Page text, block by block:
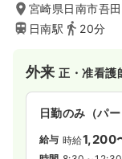
宮崎県日南市吾
日南駅
20分
外来正・准看護
日勤のみ（パー
給与 時給1,200